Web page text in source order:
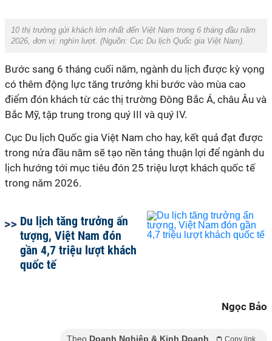
10 thị trường gửi khách lớn nhất đến Việt Nam trong 6 tháng đầu năm
2026, đơn vị: nghìn lượt. (Nguồn: Cục Du lịch Quốc gia Việt Nam).
Bước sang 6 tháng cuối năm, ngành du lịch được kỳ vọng
có thêm động lực tăng trưởng khi bước vào mùa cao
điểm đón khách từ các thị trường Đông Bắc Á, châu Âu và
Bắc Mỹ, tập trung trong quý III và quý IV.
Cục Du lịch Quốc gia Việt Nam cho hay, kết quả đạt được
trong nửa đầu năm sẽ tạo nền tảng thuận lợi để ngành du
lịch hướng tới mục tiêu đón 25 triệu lượt khách quốc tế
trong năm 2026.
Du lịch tăng trưởng ấn
tượng, Việt Nam đón
gần 4,7 triệu lượt khách
quốc tế
Ngọc Bảo
Theo Doanh Nghiệp & Kinh Doanh Copy link